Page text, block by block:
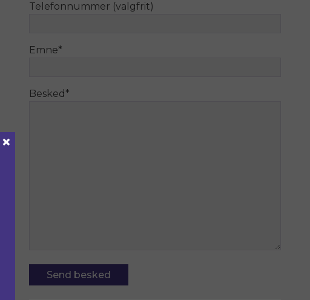
Telefonnummer (valgfrit)
Emne*
Besked *
×